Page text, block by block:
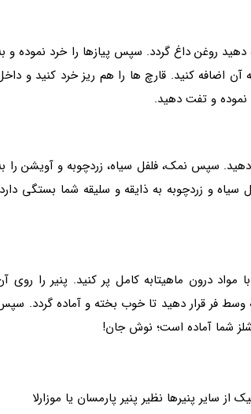
روغن داغ گردد. سپس پیازها را خرد نموده و
آن اضافه کنید. قارچ ها را هم ریز خرد کنید و
نموده و تفت دهید.
سپس نمک، فلفل سیاه، زردچوبه و آویشن را
سیاه و زردچوبه به ذایقه و سلیقه شما بستگی
آبکش شده را با مواد درون ماهیتابه کامل پر کنید. پنیر را روی
فر قرار داده و به مدت 20 دقیقه داخل طبقه وسط فر قرار دهید تا خوب بخته و آماده گردد.
شلز شما آماده است؛ نوش جان!
سایر پنیرها نظیر پنیر پارمسان یا موزارلا